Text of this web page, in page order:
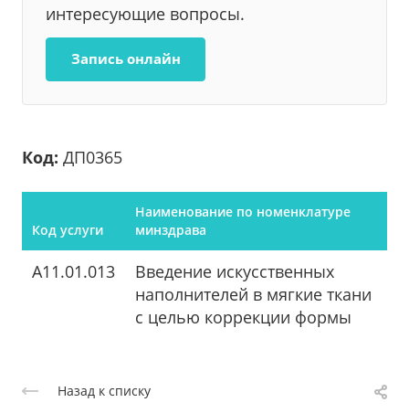
интересующие вопросы.
Запись онлайн
Код: ДП0365
Код услуги
Наименование по номенклатуре
минздрава
A11.01.013
Введение искусственных
наполнителей в мягкие ткани
с целью коррекции формы
Назад к списку